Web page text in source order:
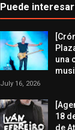
Puede
una
July 16, 2026
18
de